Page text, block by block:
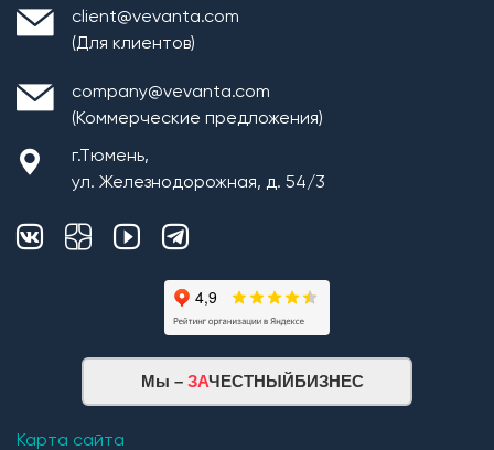
client@vevanta.com
(Для клиентов)
company@vevanta.com
(Коммерческие предложения)
г.Тюмень,
ул. Железнодорожная, д. 54/3
Мы – ЗАЧЕСТНЫЙБИЗНЕС
Карта сайта